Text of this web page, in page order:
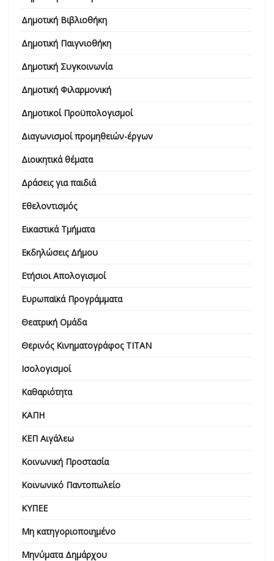
Δημοτική Βιβλιοθήκη
Δημοτική Παιγνιοθήκη
Δημοτική Συγκοινωνία
Δημοτική Φιλαρμονική
Δημοτικοί Προϋπολογισμοί
Διαγωνισμοί προμηθειών-έργων
Διοικητικά θέματα
Δράσεις για παιδιά
Εθελοντισμός
Εικαστικά Τμήματα
Εκδηλώσεις Δήμου
Ετήσιοι Απολογισμοί
Ευρωπαϊκά Προγράμματα
Θεατρική Ομάδα
Θερινός Κινηματογράφος ΤΙΤΑΝ
Ισολογισμοί
Καθαριότητα
ΚΑΠΗ
ΚΕΠ Αιγάλεω
Κοινωνική Προστασία
Κοινωνικό Παντοπωλείο
ΚΥΠΕΕ
Μη κατηγοριοποιημένο
Μηνύματα Δημάρχου